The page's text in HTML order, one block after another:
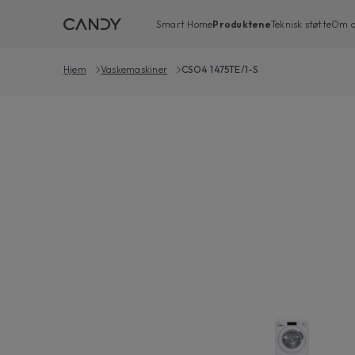
Smart HomeProdukteneTeknisk støtteOm
Hjem Vaskemaskiner CSO4 1475TE/1-S